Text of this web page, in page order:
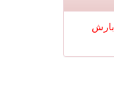
بارش